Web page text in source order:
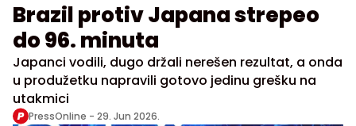
Brazil protiv Japana strepeo
do 96. minuta
Japanci vodili, dugo držali nerešen rezultat, a onda
u produžetku napravili gotovo jedinu grešku na
utakmici
PressOnline - 29. Jun 2026.